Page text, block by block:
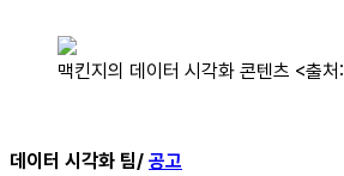
맥킨지의 데이터 시각화 콘텐츠 <출처:
데이터 시각화 팀/ 공고